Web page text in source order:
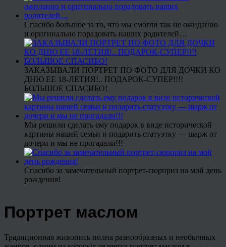
Спасибо большое за то, что мы смогли так не ожиданно
и оригинально порадовать наших родителей…
ЗАКАЗЫВАЛИ ПОРТРЕТ ПО ФОТО ДЛЯ ДОЧКИ КО
ДНЮ ЕЕ 18-ЛЕТИЯ!.. ПОДАРОК-СУПЕР!!!!
БОЛЬШОЕ СПАСИБО!
Мы решили сделать ему подарок в виде исторической
картины нашей семьи и подарить статуэтку — шарж от
дочери и мы не прогадали!!!
Спасибо за замечательный портрет-сюрприз на мой день
рождения!
Портрет маслом
Традиционная живопись полна разнообразных и необычных